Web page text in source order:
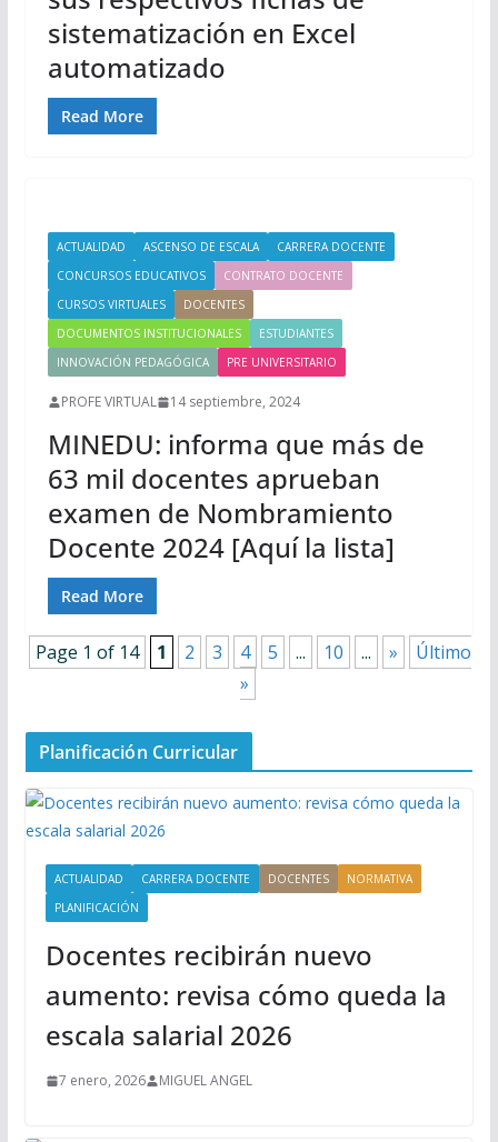
sistematización en Excel
automatizado
Read More
ACTUALIDAD ASCENSO DE ESCALA
CARRERA DOCENTE
CONCURSOS EDUCATIVOS
CONTRATO DOCENTE
CURSOS VIRTUALES
DOCENTES
DOCUMENTOS INSTITUCIONALES
ESTUDIANTES
INNOVACIÓN PEDAGÓGICA
PRE UNIVERSITARIO
PROFE VIRTUAL 14 septiembre, 2024
MINEDU: informa que más de
63 mil docentes aprueban
examen de Nombramiento
Docente 2024 [Aquí la lista]
Read More
Page 1 of 14 1 2 3 4 5 ... 10 ... »
Último
»
Planificación Curricular
ACTUALIDAD CARRERA DOCENTE DOCENTES
NORMATIVA
PLANIFICACIÓN
Docentes recibirán nuevo
aumento: revisa cómo queda la
escala salarial 2026
7 enero, 2026 MIGUEL ANGEL